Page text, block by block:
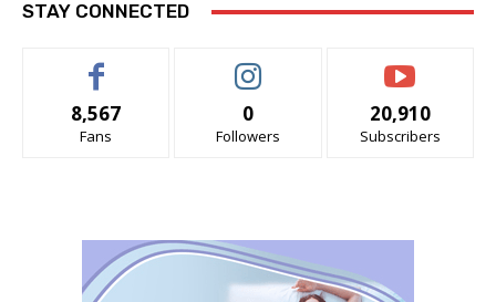
STAY CONNECTED
8,567
Fans
0
Followers
20,910
Subscribers